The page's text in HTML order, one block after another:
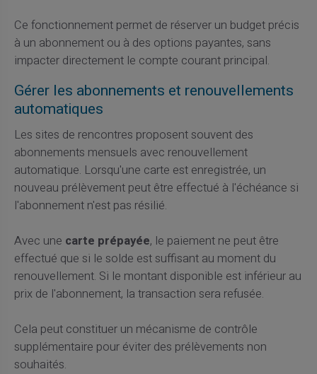
Ce fonctionnement permet de réserver un budget précis
à un abonnement ou à des options payantes, sans
impacter directement le compte courant principal.
Gérer les abonnements et renouvellements
automatiques
Les sites de rencontres proposent souvent des
abonnements mensuels avec renouvellement
automatique. Lorsqu'une carte est enregistrée, un
nouveau prélèvement peut être effectué à l'échéance si
l'abonnement n'est pas résilié.
Avec une carte prépayée, le paiement ne peut être
effectué que si le solde est suffisant au moment du
renouvellement. Si le montant disponible est inférieur au
prix de l'abonnement, la transaction sera refusée.
Cela peut constituer un mécanisme de contrôle
supplémentaire pour éviter des prélèvements non
souhaités.